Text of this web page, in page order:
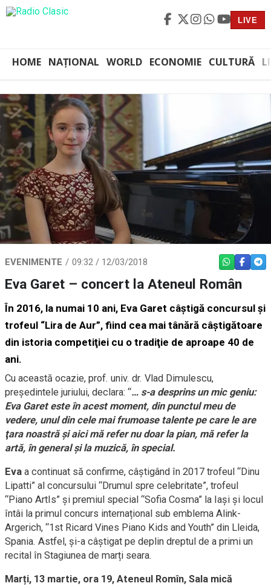
LIVE
HOME NAȚIONAL WORLD ECONOMIE CULTURĂ
EVENIMENTE 09:32 / 12/03/2018 WHATSAPP
Eva Garet – concert la Ateneul Român
În 2016, la numai 10 ani, Eva Garet câştigă concursul şi
trofeul “Lira de Aur”, fiind cea mai tânără câştigătoare
din istoria competiţiei cu o tradiţie de aproape 40 de
ani.
Cu această ocazie, prof. univ. dr. Vlad Dimulescu,
preşedintele juriului, declara: “… s-a desprins un mic geniu:
Eva Garet este în acest moment, din punctul meu de
vedere, unul din cele mai frumoase talente pe care le are
ţara noastră şi aici mă refer nu doar la pian, mă refer la
artă, în general şi la muzică, în special.
Eva a continuat să confirme, câștigând în 2017 trofeul “Dinu
Lipatti” al concursului “Drumul spre celebritate”, trofeul
“Piano ArtIs” și premiul special “Sofia Cosma” la Iași și locul
întâi la primul concurs internațional sub emblema Alink-
Argerich, “1st Ricard Vines Piano Kids and Youth” din Lleida,
Spania. Astfel, și-a câștigat pe deplin dreptul de a primi un
recital în Stagiunea de marți seara.
Marți, 13 martie, ora 19, Ateneul Romîn, Sala mică